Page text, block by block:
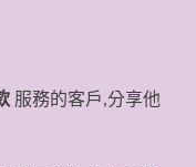
服務的客戶,分享他